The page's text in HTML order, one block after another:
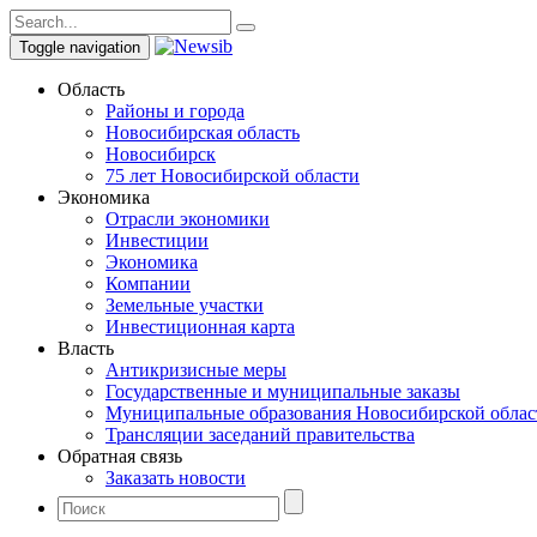
Toggle navigation
Область
Районы и города
Новосибирская область
Новосибирск
75 лет Новосибирской области
Экономика
Отрасли экономики
Инвестиции
Экономика
Компании
Земельные участки
Инвестиционная карта
Власть
Антикризисные меры
Государственные и муниципальные заказы
Муниципальные образования Новосибирской
Трансляции заседаний правительства
Обратная связь
Заказать новости